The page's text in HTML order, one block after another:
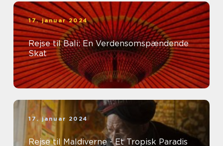
17. januar 2024
Rejse til Bali: En Verdensomspændende
Skat
17. januar 2024
Rejse til Maldiverne - Et Tropisk Paradis